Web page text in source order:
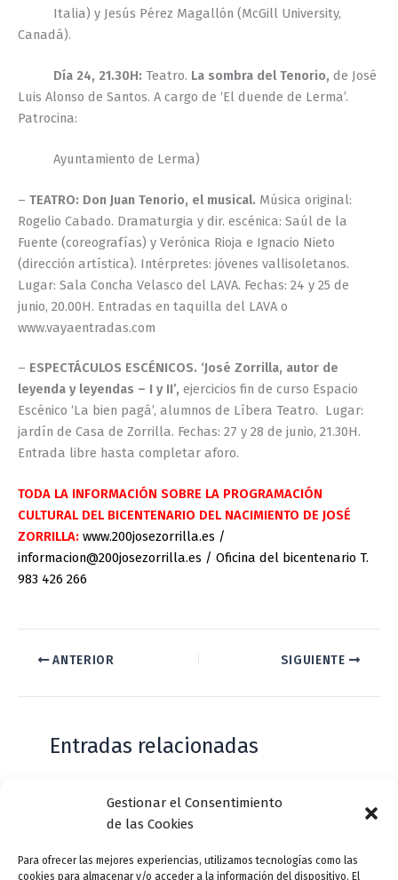
Gestionar el Consentimiento
de las Cookies
Para ofrecer las mejores experiencias, utilizamos tecnologías como las
cookies para almacenar y/o acceder a la información del dispositivo. El
Italia) y Jesús Pérez Magallón (McGill University,
Canadá).
Día 24, 21.30H: Teatro. La sombra del Tenorio, de José
Luis Alonso de Santos. A cargo de ‘El duende de Lerma’.
Patrocina:
Ayuntamiento de Lerma)
– TEATRO: Don Juan Tenorio, el musical. Música original:
Rogelio Cabado. Dramaturgia y dir. escénica: Saúl de la
Fuente (coreografías) y Verónica Rioja e Ignacio Nieto
(dirección artística). Intérpretes: jóvenes vallisoletanos.
Lugar: Sala Concha Velasco del LAVA. Fechas: 24 y 25 de
junio, 20.00H. Entradas en taquilla del LAVA o
www.vayaentradas.com
– ESPECTÁCULOS ESCÉNICOS. ‘José Zorrilla, autor de
leyenda y leyendas – I y II’, ejercicios fin de curso Espacio
Escénico ‘La bien pagá’, alumnos de Líbera Teatro. Lugar:
jardín de Casa de Zorrilla. Fechas: 27 y 28 de junio, 21.30H.
Entrada libre hasta completar aforo.
TODA LA INFORMACIÓN SOBRE LA PROGRAMACIÓN
CULTURAL DEL BICENTENARIO DEL NACIMIENTO DE JOSÉ
ZORRILLA: www.200josezorrilla.es /
informacion@200josezorrilla.es / Oficina del bicentenario T.
983 426 266
ANTERIOR SIGUIENTE
Entradas relacionadas
Casa de Zorrilla conmemorarán el 168
aniversario del estreno de Don Juan
Tenorio